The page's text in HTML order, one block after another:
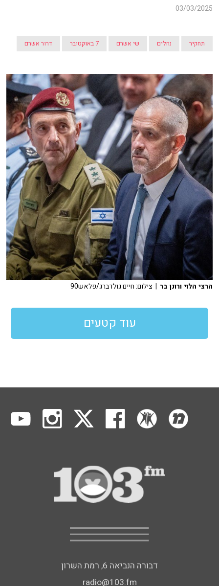
03/03/2025
תחקיר נחלים שי אשרם 7 באוקטובר דרור אשרם
הרצי הלוי ורונן בר | צילום: חיים גולדברג/פלאש90
עוד קטעים
דבורה הנביאה 6, רמת השרון
radio@103.fm